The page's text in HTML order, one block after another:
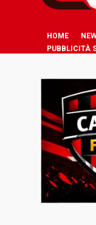
HOME
PUBBLICITÀ